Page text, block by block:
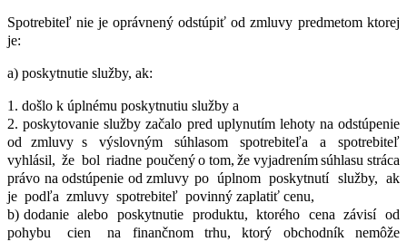
Spotrebiteľ nie je oprávnený odstúpiť od zmluvy predmetom ktorej
je:
a) poskytnutie služby, ak:
1. došlo k úplnému poskytnutiu služby a
2. poskytovanie služby začalo pred uplynutím lehoty na odstúpenie
od
zmluvy s výslovným súhlasom spotrebiteľa a
spotrebiteľ
vyhlásil, že bol riadne poučený o tom, že vyjadrením súhlasu stráca
právo na odstúpenie od zmluvy po úplnom poskytnutí služby, ak
je podľa zmluvy spotrebiteľ povinný zaplatiť cenu,
b) dodanie alebo poskytnutie produktu, ktorého cena závisí od
pohybu
cien na finančnom trhu, ktorý obchodník
nemôže